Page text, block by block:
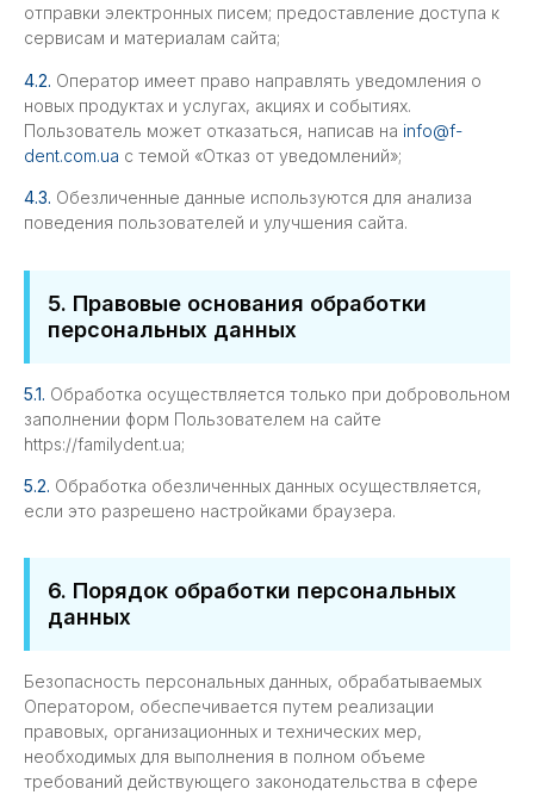
отправки электронных писем; предоставление доступа к
сервисам и материалам сайта;
4.2. Оператор имеет право направлять уведомления о
новых продуктах и услугах, акциях и событиях.
Пользователь может отказаться, написав на info@f-
dent.com.ua с темой «Отказ от уведомлений»;
4.3. Обезличенные данные используются для анализа
поведения пользователей и улучшения сайта.
5. Правовые основания обработки
персональных данных
5.1. Обработка осуществляется только при добровольном
заполнении форм Пользователем на сайте
https://familydent.ua;
5.2. Обработка обезличенных данных осуществляется,
если это разрешено настройками браузера.
6. Порядок обработки персональных
данных
Безопасность персональных данных, обрабатываемых
Оператором, обеспечивается путем реализации
правовых, организационных и технических мер,
необходимых для выполнения в полном объеме
требований действующего законодательства в сфере